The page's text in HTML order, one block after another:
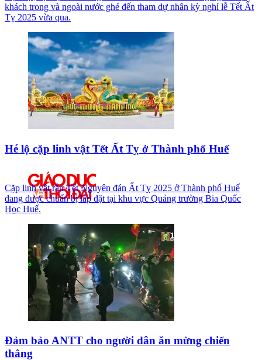
khách trong và ngoài nước ghé đến tham dự nhân kỳ nghỉ lễ Tết Ất
Tỵ 2025 vừa qua.
Hé lộ cặp linh vật Tết Ất Tỵ ở Thành phố Huế
Cặp linh vật rắn Tết Nguyên đán Ất Tỵ 2025 ở Thành phố Huế
đang được chuẩn bị lắp đặt tại khu vực Quảng trường Bia Quốc
Học Huế.
Đảm bảo ANTT cho người dân ăn mừng chiến
thắng